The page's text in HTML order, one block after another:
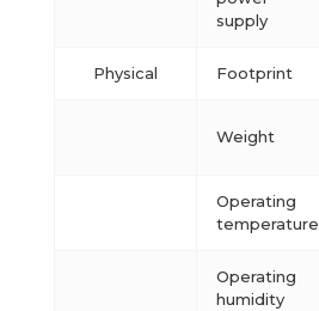
supply
Physical Footprint
Weight
Operating
temperature
Operating
humidity